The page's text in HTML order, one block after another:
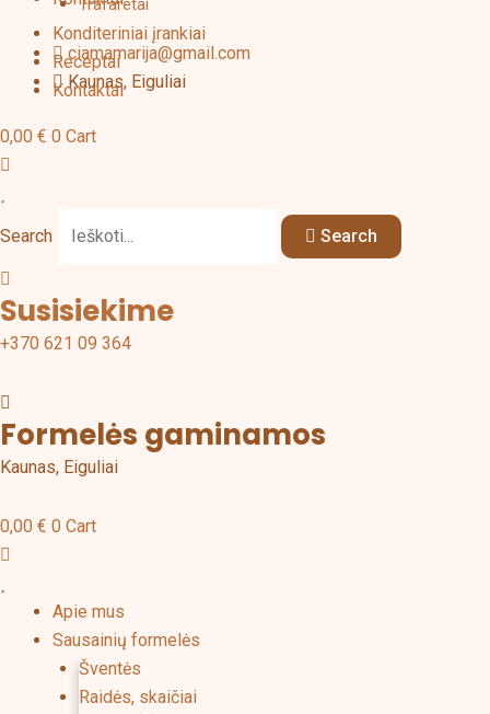
ciamamarija@gmail.com
Kaunas, Eiguliai
0,00 € 0 Cart
Search Search
Susisiekime
+370 621 09 364
Formelės gaminamos
Kaunas, Eiguliai
0,00 € 0 Cart
Apie mus
Sausainių formelės
Šventės
Raidės, skaičiai
Trafaretai
Konditeriniai įrankiai
Receptai
Kontaktai